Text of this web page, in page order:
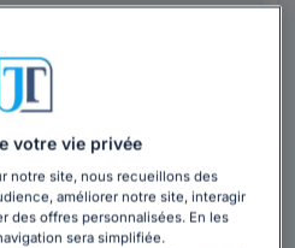
un avocat
votre vie privée
notre site, nous recueillons des
améliorer notre site, interagir
des offres personnalisées. En les
sera simplifiée.